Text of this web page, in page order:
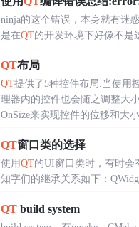
ninja的这个错误，本身就有迷
是在QT的开发环境下好像不是
QT布局
QT提供了5种控件布局.当使用
理器内的控件也会随之调整大
OnSize来实现控件的位移和大小
QT窗口类的选择
使用QT的UI窗口类时，有时会
知字们的继承关系如下：
QTbuild system